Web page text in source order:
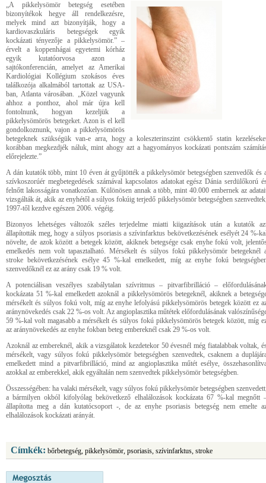
„A pikkelysömör betegség esetében
bizonyítékok hegye áll rendelkezésre,
melyek mind azt bizonyítják, hogy a
kardiovaszkuláris betegségek egyik
kockázati tényezője a pikkelysömör.” –
érvelt a koppenhágai egyetemi kórház
egyik kutatóorvosa azon a
sajtókonferencián, amelyet az Amerikai
Kardiológiai Kollégium szokásos éves
találkozója alkalmából tartottak az USA-
ban, Atlanta városában. „Közel vagyunk
ahhoz a ponthoz, ahol már újra kell
fontolnunk, hogyan kezeljük a
pikkelysömörös betegeket. Azon is el kell
gondolkoznunk, vajon a pikkelysömörös
betegeknek szükségük van-e arra, hogy a koleszterinszint csökkentő statin
korábban megkezdjék náluk, mint ahogy azt a hagyományos kockázati pontszám
előrejelezte.”
A dán kutatók több, mint 10 éven át gyűjtötték a pikkelysömör betegségben szenvedők és
szívkoszorúér megbetegedések számával kapcsolatos adatokat egész Dánia serdülőkorú
felnőtt lakosságára vonatkozóan. Különösen annak a több, mint 40.000 embernek az
vizsgálták át, akik az enyhétől a súlyos fokúig terjedő pikkelysömör betegségben
1997-től kezdve egészen 2006. végéig.
Bizonyos lehetséges változók széles terjedelme miatti kiigazítások után a kutatók
állapították meg, hogy a súlyos psoriasis a szívinfarktus bekövetkezésének esélyét 24 %-
növelte, de azok között a betegek között, akiknek betegsége csak enyhe fokú volt,
emelkedés nem volt tapasztalható. Mérsékelt és súlyos fokú pikkelysömör betegeknél
stroke bekövetkezésének esélye 45 %-kal emelkedett, míg az enyhe fokú
szenvedőknél ez az arány csak 19 % volt.
A potenciálisan veszélyes szabálytalan szívritmus – pitvarfibrilláció –
kockázata 51 %-kal emelkedett azoknál a pikkelysömörös betegeknél, akiknek a
mérsékelt és súlyos fokú volt, míg az enyhe lefolyású pikkelysömörös betegek között ez
aránynövekedés csak 22 %-os volt. Az angioplasztika műtétek előfordulásának
59 %-kal volt magasabb a mérsékelt és súlyos fokú pikkelysömörös betegek között, míg
az aránynövekedés az enyhe fokban beteg embereknél csak 29 %-os volt.
Azoknál az embereknél, akik a vizsgálatok kezdetekor 50 évesnél még fiatalabbak voltak,
mérsékelt, vagy súlyos fokú pikkelysömör betegségben szenvedtek, csaknem a
emelkedett mind a pitvarfibrilláció, mind az angioplasztika műtét esélye,
azokkal az emberekkel, akik egyáltalán nem szenvedtek pikkelysömör betegségben.
Összességében: ha valaki mérsékelt, vagy súlyos fokú pikkelysömör betegségben
a bármilyen okból kifolyólag bekövetkező elhalálozások kockázata 67 %-kal megnőtt
állapította meg a dán kutatócsoport -, de az enyhe psoriasis betegség nem emelte
elhalálozások kockázati arányát.
Címkék: bőrbetegség, pikkelysömör, psoriasis, szívinfarktus, stroke